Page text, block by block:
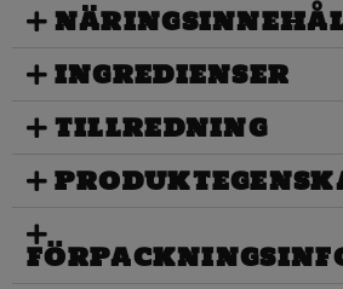
INGREDIENSER
TILLREDNING